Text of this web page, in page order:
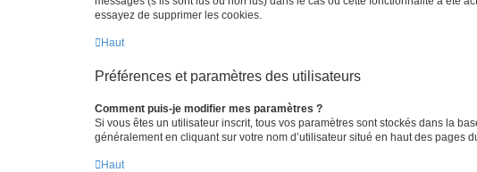
essayez de supprimer les cookies.
Haut
Préférences et paramètres des utilisateurs
Comment puis-je modifier mes paramètres ?
Si vous êtes un utilisateur inscrit, tous vos paramètres sont stockés dans la
généralement en cliquant sur votre nom d’utilisateur situé en haut des pages
Haut